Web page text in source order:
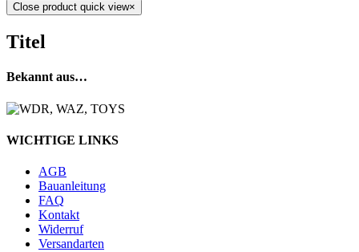
Close product quick view×
Titel
Bekannt aus…
WICHTIGE LINKS
AGB
Bauanleitung
FAQ
Kontakt
Widerruf
Versandarten